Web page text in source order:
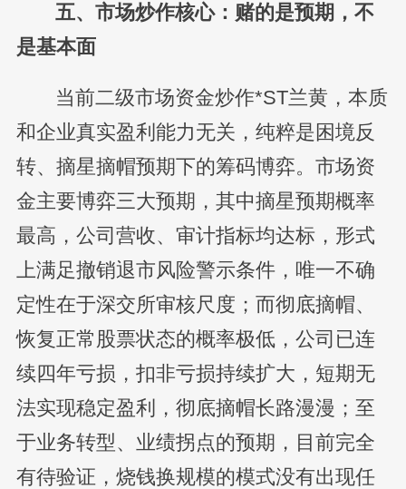
五、市场炒作核心：赌的是预期，不
是基本面
当前二级市场资金炒作*ST兰黄，本质
和企业真实盈利能力无关，纯粹是困境反
转、摘星摘帽预期下的筹码博弈。市场资
金主要博弈三大预期，其中摘星预期概率
最高，公司营收、审计指标均达标，形式
上满足撤销退市风险警示条件，唯一不确
定性在于深交所审核尺度；而彻底摘帽、
恢复正常股票状态的概率极低，公司已连
续四年亏损，扣非亏损持续扩大，短期无
法实现稳定盈利，彻底摘帽长路漫漫；至
于业务转型、业绩拐点的预期，目前完全
有待验证，烧钱换规模的模式没有出现任